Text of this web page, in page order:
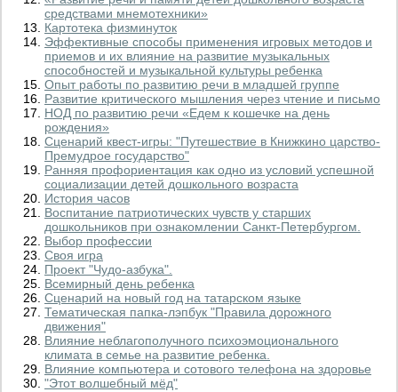
средствами мнемотехники»
Картотека физминуток
Эффективные способы применения игровых методов и
приемов и их влияние на развитие музыкальных
способностей и музыкальной культуры ребенка
Опыт работы по развитию речи в младшей группе
Развитие критического мышления через чтение и письмо
НОД по развитию речи «Едем к кошечке на день
рождения»
Сценарий квест-игры: "Путешествие в Книжкино царство-
Премудрое государство"
Ранняя профориентация как одно из условий успешной
социализации детей дошкольного возраста
История часов
Воспитание патриотических чувств у старших
дошкольников при ознакомлении Санкт-Петербургом.
Выбор профессии
Своя игра
Проект "Чудо-азбука".
Всемирный день ребенка
Сценарий на новый год на татарском языке
Тематическая папка-лэпбук "Правила дорожного
движения"
Влияние неблагополучного психоэмоционального
климата в семье на развитие ребенка.
Влияние компьютера и сотового телефона на здоровье
"Этот волшебный мёд"